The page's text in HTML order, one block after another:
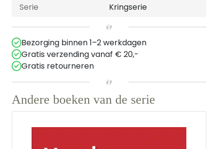
Serie
Kringserie
Bezorging binnen 1–2 werkdagen
Gratis verzending vanaf € 20,-
Gratis retourneren
Andere boeken van de serie